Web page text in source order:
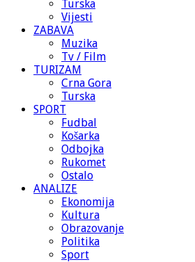
Turska
Vijesti
ZABAVA
Muzika
Tv / Film
TURIZAM
Crna Gora
Turska
SPORT
Fudbal
Košarka
Odbojka
Rukomet
Ostalo
ANALIZE
Ekonomija
Kultura
Obrazovanje
Politika
Sport